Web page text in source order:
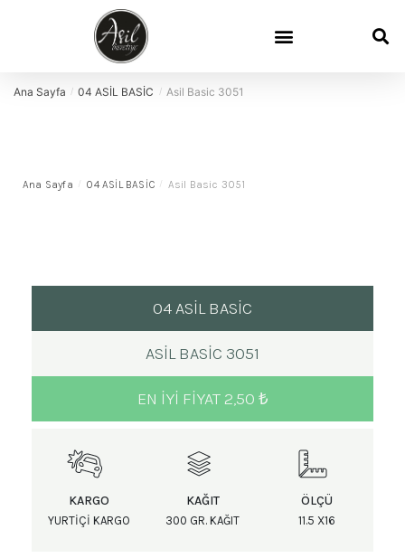
Ana Sayfa / 04 ASİL BASİC / Asil Basic 3051
Ana Sayfa / 04 ASİL BASİC / Asil Basic 3051
04 ASİL BASİC
ASIL BASIC 3051
EN IYI FIYAT 2,50 ₺
KARGO
YURTIÇI KARGO
KAĞIT
300 GR. KAĞIT
ÖLÇÜ
11.5 X16